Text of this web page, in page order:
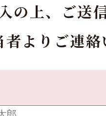
の上、ご送
よりご連絡